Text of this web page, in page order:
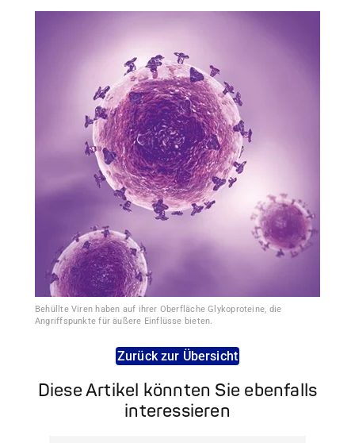
Behüllte Viren haben auf ihrer Oberfläche Glykoproteine, die
Angriffspunkte für äußere Einflüsse bieten.
Zurück zur Übersicht
Diese Artikel könnten Sie ebenfalls
interessieren